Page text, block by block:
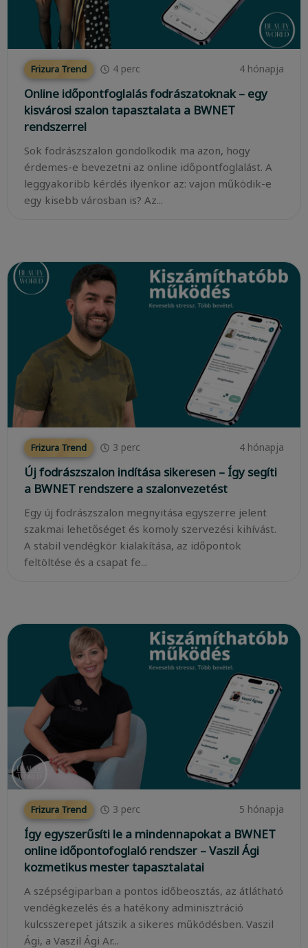
Frizura Trend 4 perc 4 hónapja
Online időpontfoglalás fodrászatoknak – egy
kisvárosi szalon tapasztalata a BWNET
rendszerrel
Sok fodrászszalon gondolkodik ma azon, hogy
érdemes-e bevezetni az online időpontfoglalást. A
leggyakoribb kérdés ilyenkor az: vajon működik-e
egy kisebb városban is? Az...
Frizura Trend 3 perc 4 hónapja
Új fodrászszalon indítása sikeresen – Így segíti
a BWNET rendszere a szalonvezetést
Egy új fodrászszalon megnyitása egyszerre jelent
szakmai lehetőséget és komoly szervezési kihívást.
A stabil vendégkör kialakítása, az időpontok
feltöltése és a csapat fe...
Frizura Trend 3 perc 5 hónapja
Így egyszerűsíti le a mindennapokat a BWNET
online időpontofoglaló rendszer – Vaszil Ági
kozmetikus mester tapasztalatai
A szépségiparban a pontos időbeosztás, az átlátható
vendégkezelés és a hatékony adminisztráció
kulcsszerepet játszik a sikeres működésben. Vaszil
Ági, a Vaszil Ági Ar...